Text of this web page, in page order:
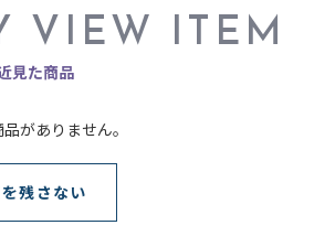
VIEW ITEM
見た商品
がありません。
残さない